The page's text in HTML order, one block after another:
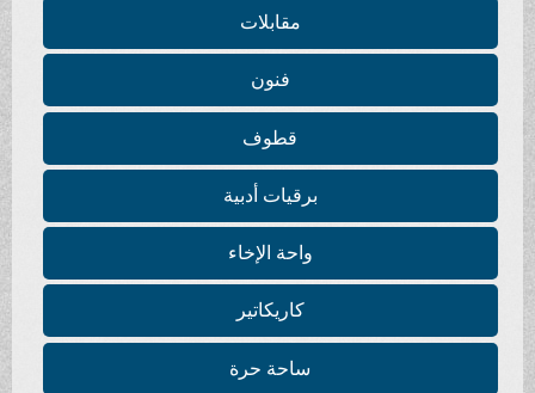
مقابلات
فنون
قطوف
برقيات أدبية
واحة الإخاء
كاريكاتير
ساحة حرة